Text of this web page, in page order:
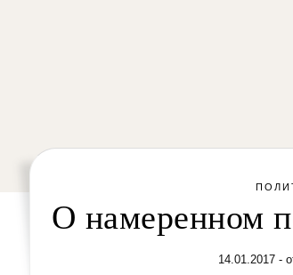
О намеренном
14.01.2017 -